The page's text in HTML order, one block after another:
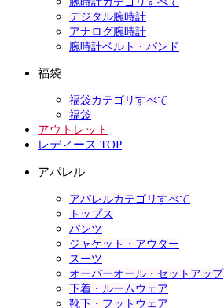
デジタル腕時計
アナログ腕時計
腕時計ベルト・バンド
福袋
福袋カテゴリすべて
福袋
アウトレット
レディース TOP
アパレル
アパレルカテゴリすべて
トップス
パンツ
ジャケット・アウター
スーツ
オーバーオール・セットアップ
下着・ルームウェア
靴下・フットウェア